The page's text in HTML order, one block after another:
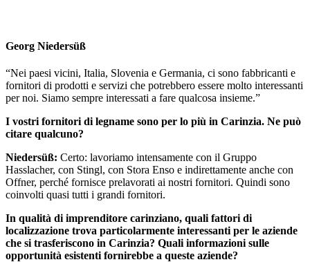
Georg Niedersüß
“Nei paesi vicini, Italia, Slovenia e Germania, ci sono fabbricanti e
fornitori di prodotti e servizi che potrebbero essere molto interessanti
per noi. Siamo sempre interessati a fare qualcosa insieme.”
I vostri fornitori di legname sono per lo più in Carinzia. Ne può
citare qualcuno?
Niedersüß: Certo: lavoriamo intensamente con il Gruppo
Hasslacher, con Stingl, con Stora Enso e indirettamente anche con
Offner, perché fornisce prelavorati ai nostri fornitori. Quindi sono
coinvolti quasi tutti i grandi fornitori.
In qualità di imprenditore carinziano, quali fattori di
localizzazione trova particolarmente interessanti per le aziende
che si trasferiscono in Carinzia? Quali informazioni sulle
opportunità esistenti fornirebbe a queste aziende?